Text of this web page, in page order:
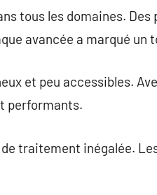
tous les domaines. Des
avancée a marqué un
et peu accessibles.
performants.
traitement inégalée.